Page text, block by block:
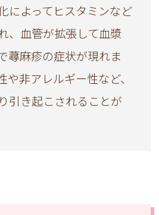
によってヒスタミンなど
、血管が拡張して血漿
蕁麻疹の症状が現れま
や非アレルギー性など、
引き起こされることが